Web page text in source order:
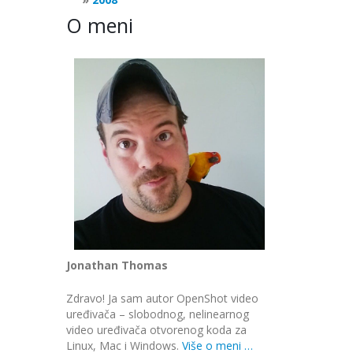
O meni
Jonathan Thomas
Zdravo! Ja sam autor OpenShot video
uređivača – slobodnog, nelinearnog
video uređivača otvorenog koda za
Linux, Mac i Windows. Više o meni …